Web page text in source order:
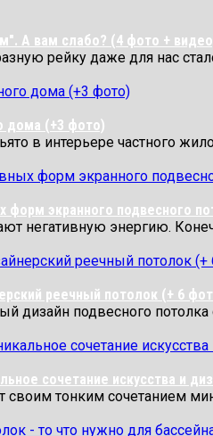
А вам слабо? (4 фото +
рейку даже для нас
дома (+3 фото)
в интерьере частного
экранного подвесного
негативную энергию.
реечный потолок (+ 6
дизайн подвесного
сочетание искусства и
своим тонким сочетанием